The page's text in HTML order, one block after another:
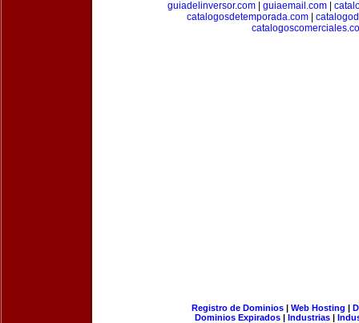
guiadelinversor.com| guiaemail.com|
catalogosdetemporada.com|
Registro de Dominios| Web Hosting |
Dominios Expirados | Industrias |